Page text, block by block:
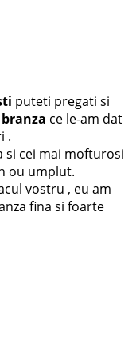
puteti pregati si
ce le-am dat
.
si cei mai mofturosi
ou umplut.
vostru , eu am
fina si foarte